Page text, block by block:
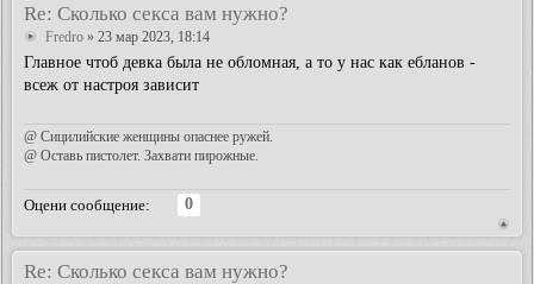
Re: Сколько секса вам нужно?
Fredro » 23 мар 2023, 18:14
Главное чтоб девка была не обломная, а то у нас как ебланов -
всеж от настроя зависит
@ Сицилийские женщины опаснее ружей.
@ Оставь пистолет. Захвати пирожные.
Оцени сообщение:
0
Re: Сколько секса вам нужно?